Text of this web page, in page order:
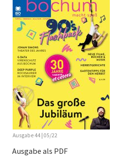
Ausgabe 44 | 05/22
Ausgabe als PDF